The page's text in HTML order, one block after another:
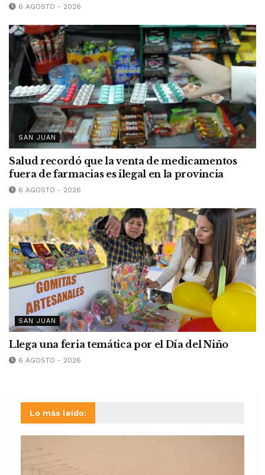
6 AGOSTO - 2026
SAN JUAN
Salud recordó que la venta de medicamentos
fuera de farmacias es ilegal en la provincia
6 AGOSTO - 2026
SAN JUAN
Llega una feria temática por el Día del Niño
6 AGOSTO - 2026
Lo más leído: